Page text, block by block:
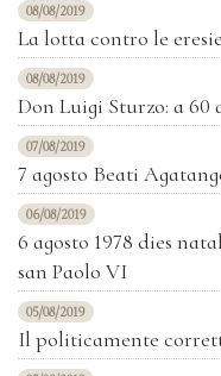
08/08/2019
La lotta contro le
08/08/2019
Don Luigi Sturzo: a
07/08/2019
7 agosto Beati
06/08/2019
6 agosto 1978 dies
san Paolo VI
05/08/2019
Il politicamente